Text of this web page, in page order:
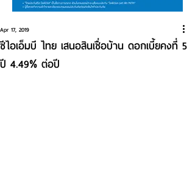
ซีไอเอ็มบี ไทย เสนอสินเชื่อบ้าน ดอกเบี้ยคงที่ 5
ปี 4.49% ต่อปี
Apr 17, 2019